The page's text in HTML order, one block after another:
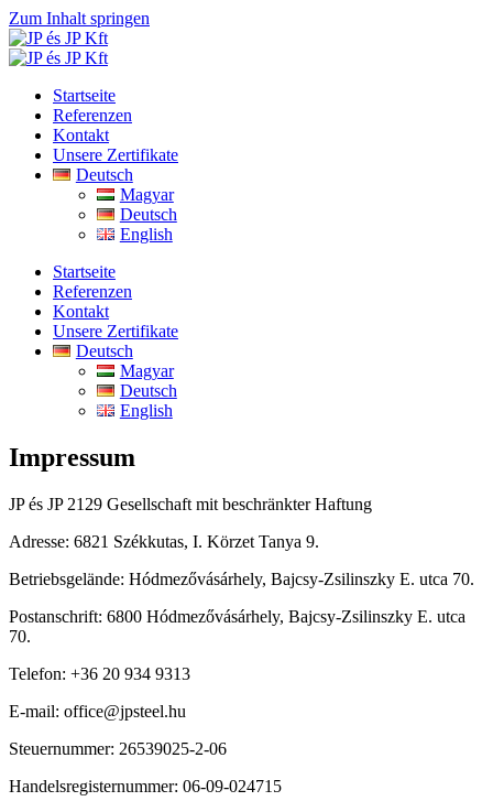
Zum Inhalt springen
Startseite
Referenzen
Kontakt
Unsere Zertifikate
Deutsch
Magyar
Deutsch
English
Startseite
Referenzen
Kontakt
Unsere Zertifikate
Deutsch
Magyar
Deutsch
English
Impressum
JP és JP 2129 Gesellschaft mit beschränkter Haftung
Adresse: 6821 Székkutas, I. Körzet Tanya 9.
Betriebsgelände: Hódmezővásárhely, Bajcsy-Zsilinszky E. utca 70.
Postanschrift: 6800 Hódmezővásárhely, Bajcsy-Zsilinszky E. utca
70.
Telefon: +36 20 934 9313
E-mail: office@jpsteel.hu
Steuernummer: 26539025-2-06
Handelsregisternummer: 06-09-024715